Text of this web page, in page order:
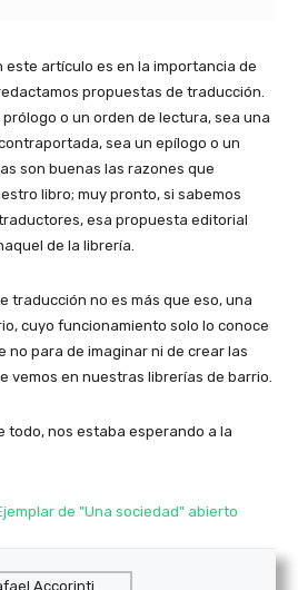
este artículo es en la importancia de
propuestas de traducción.
o un orden de lectura, sea una
sea un epílogo o un
son buenas las razones que
libro; muy pronto, si sabemos
esa propuesta editorial
de la librería.
traducción no es más que eso, una
cuyo funcionamiento solo lo conoce
no para de imaginar ni de crear las
vemos en nuestras librerías de barrio.
todo, nos estaba esperando a la